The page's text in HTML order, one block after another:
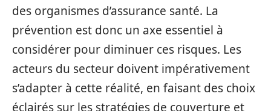
des organismes d’assurance santé. La
prévention est donc un axe essentiel à
considérer pour diminuer ces risques. Les
acteurs du secteur doivent impérativement
s’adapter à cette réalité, en faisant des choix
éclairés sur les stratégies de couverture et